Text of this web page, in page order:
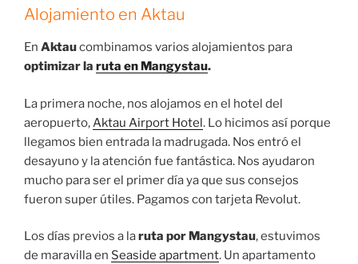
Alojamiento en Aktau
En Aktaucombinamos varios alojamientos para
optimizar la ruta en Mangystau.
La primera noche, nos alojamos en el hotel del
aeropuerto, Aktau Airport Hotel. Lo hicimos así porque
llegamos bien entrada la madrugada. Nos entró el
desayuno y la atención fue fantástica. Nos ayudaron
mucho para ser el primer día ya que sus consejos
fueron super útiles. Pagamos con tarjeta Revolut.
Los días previos a laruta por Mangystau, estuvimos
de maravilla en Seaside apartment. Un apartamento